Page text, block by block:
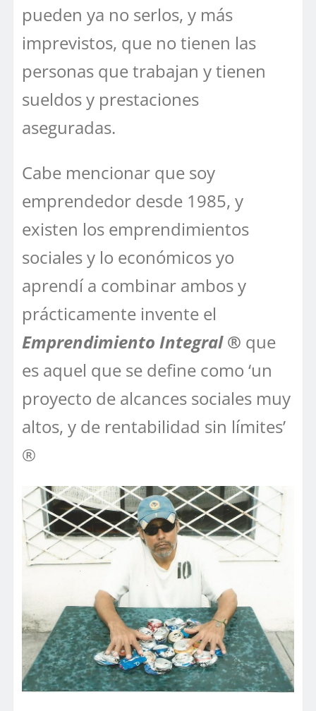
pueden ya no serlos, y más
imprevistos, que no tienen las
personas que trabajan y tienen
sueldos y prestaciones
aseguradas.
Cabe mencionar que soy
emprendedor desde 1985, y
existen los emprendimientos
sociales y lo económicos yo
aprendí a combinar ambos y
prácticamente invente el
Emprendimiento Integral ® que
es aquel que se define como ‘un
proyecto de alcances sociales muy
altos, y de rentabilidad sin límites’
®